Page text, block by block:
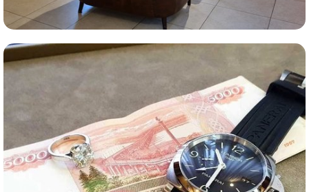
Комиссионная продажа